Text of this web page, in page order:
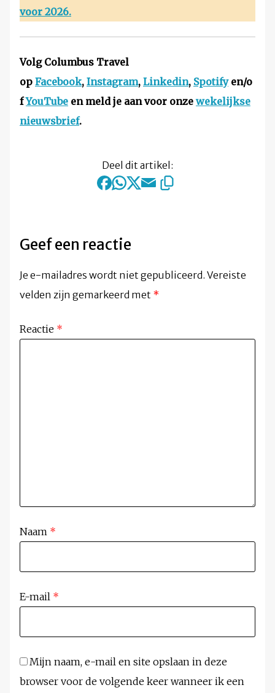
voor 2026.
Volg Columbus Travel
op Facebook, Instagram, Linkedin, Spotifyen/o
fYouTube en meld je aan voor onze wekelijkse
nieuwsbrief.
Deel dit artikel:
Geef een reactie
Je e-mailadres wordt niet gepubliceerd. Vereiste
velden zijn gemarkeerd met *
Reactie *
Naam *
E-mail *
Mijn naam, e-mail en site opslaan in deze
browser voor de volgende keer wanneer ik een